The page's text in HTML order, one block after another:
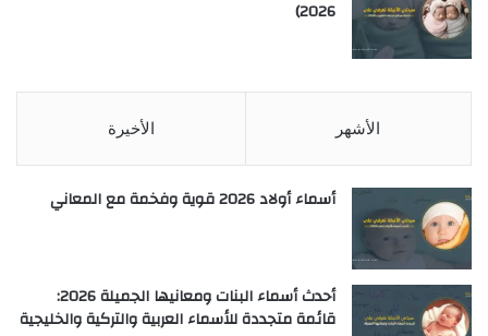
2026)
الأشهر الأخيرة
أسماء أولاد 2026 قوية وفخمة مع المعاني
أحدث أسماء البنات ومعانيها الجميلة 2026:
قائمة متجددة للأسماء العربية والتركية والخليجية